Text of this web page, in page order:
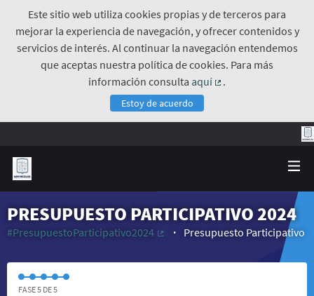
Este sitio web utiliza cookies propias y de terceros para
mejorar la experiencia de navegación, y ofrecer contenidos y
servicios de interés. Al continuar la navegación entendemos
que aceptas nuestra política de cookies. Para más
información consulta aquí
.
Estoy de acuerdo
PRESUPUESTO PARTICIPATIVO 2024
#PresupuestoParticipativo2024
Presupuesto Participativo
FASE 5 DE 5